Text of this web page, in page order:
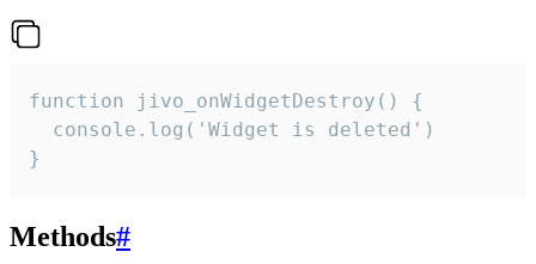
function jivo_onWidgetDestroy() {
  console.log('Widget is deleted')
}
Methods#